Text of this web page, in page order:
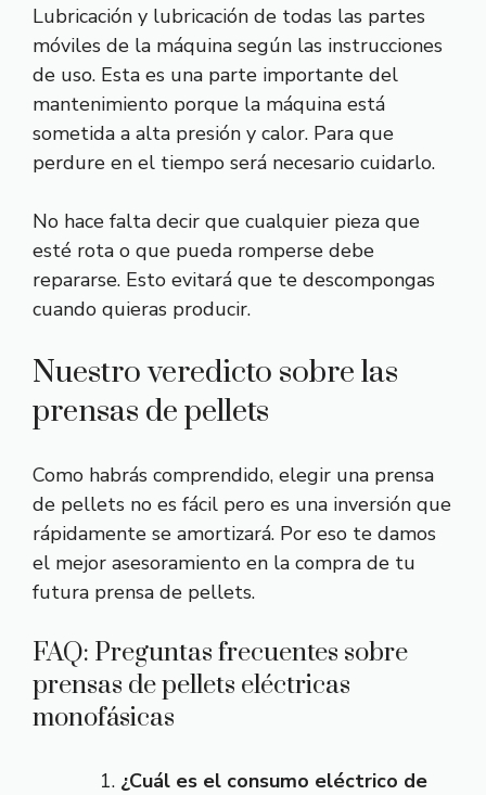
Lubricación y lubricación de todas las partes
móviles de la máquina según las instrucciones
de uso. Esta es una parte importante del
mantenimiento porque la máquina está
sometida a alta presión y calor. Para que
perdure en el tiempo será necesario cuidarlo.
No hace falta decir que cualquier pieza que
esté rota o que pueda romperse debe
repararse. Esto evitará que te descompongas
cuando quieras producir.
Nuestro veredicto sobre las
prensas de pellets
Como habrás comprendido, elegir una prensa
de pellets no es fácil pero es una inversión que
rápidamente se amortizará. Por eso te damos
el mejor asesoramiento en la compra de tu
futura prensa de pellets.
FAQ: Preguntas frecuentes sobre
prensas de pellets eléctricas
monofásicas
¿Cuál es el consumo eléctrico de